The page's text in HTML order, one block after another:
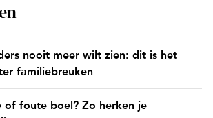
nooit meer wilt zien: dit is het
familiebreuken
of foute boel? Zo herken je